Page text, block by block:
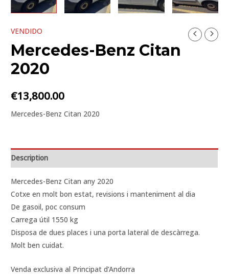
VENDIDO
Mercedes-Benz Citan
2020
€13,800.00
Mercedes-Benz Citan 2020
Description
Mercedes-Benz Citan any 2020
Cotxe en molt bon estat, revisions i manteniment al dia
De gasoil, poc consum
Carrega útil 1550 kg
Disposa de dues places i una porta lateral de descàrrega.
Molt ben cuidat.
Venda exclusiva al Principat d’Andorra